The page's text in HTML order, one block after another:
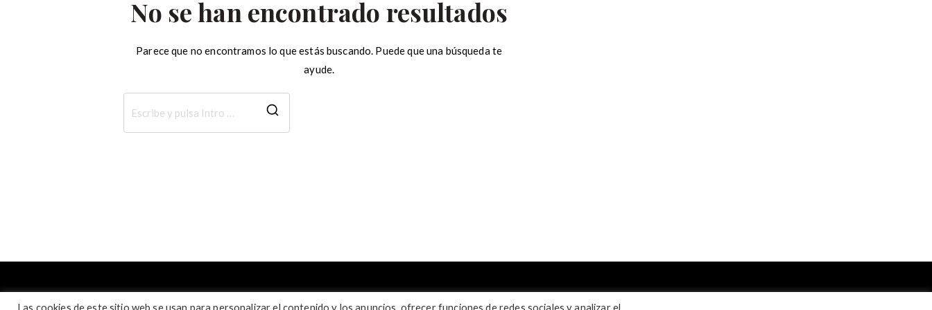
No se han encontrado resultados
Parece que no encontramos lo que estás buscando. Puede que una búsqueda te
ayude.
Las cookies de este sitio web se usan para personalizar el contenido y los anuncios, ofrecer funciones de redes sociales y analizar el